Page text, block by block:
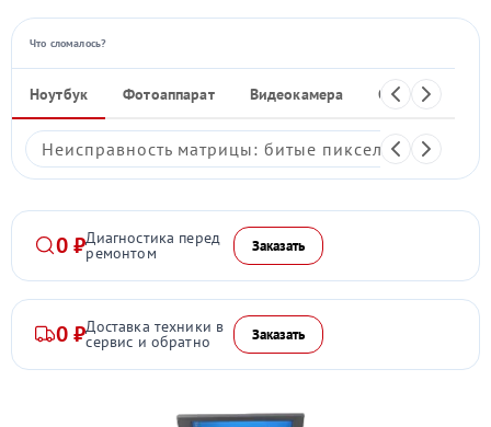
Что сломалось?
Ноутбук Фотоаппарат Видеокамера Объектив
Неисправность матрицы: битые пиксели,
0 ₽Диагностика перед
ремонтом Заказать
0 ₽Доставка техники в
сервис и обратно Заказать